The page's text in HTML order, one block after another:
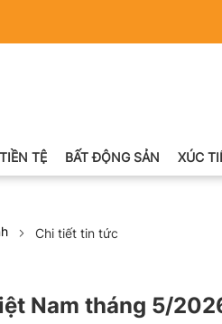
TỆ BẤT ĐỘNG SẢN XÚC
Hội
Chi tiết tin tức
Nam tháng 5/